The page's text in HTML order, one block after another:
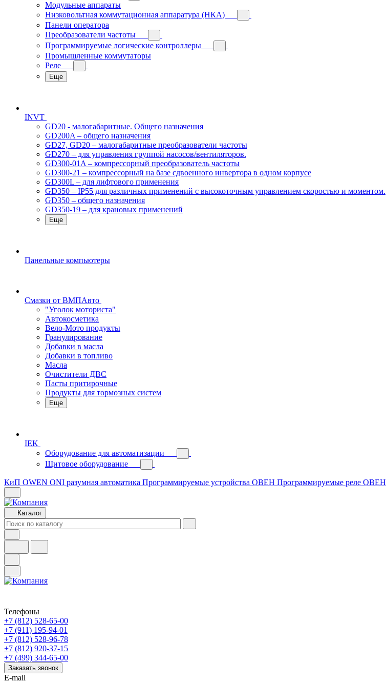
Модульные аппараты
Низковольтная коммутационная аппаратура (НКА)
Панели оператора
Преобразователи частоты
Программируемые логические контроллеры
Промышленные коммутаторы
Реле
Еще
INVT
GD20 - малогабаритные. Общего назначения
GD200A – общего назначения
GD27, GD20 – малогабаритные преобразователи частоты
GD270 – для управления группой насосов/вентиляторов.
GD300-01A – компрессорный преобразователь частоты
GD300-21 – компрессорный на базе сдвоенного инвертора в одном корпусе
GD300L – для лифтового применения
GD350 – IP55 для различных применений с высокоточным управлением скоростью и моментом.
GD350 – общего назначения
GD350-19 – для крановых применений
Еще
Панельные компьютеры
Смазки от ВМПАвто
"Уголок моториста"
Автокосметика
Вело-Мото продукты
Гранулирование
Добавки в масла
Добавки в топливо
Масла
Очистители ДВС
Пасты притирочные
Продукты для тормозных систем
Еще
IEK
Оборудование для автоматизации
Щитовое оборудование
КиП OWEN ONI разумная автоматика Программируемые устройства ОВЕН Программируемые реле ОВЕН
Каталог
Телефоны
+7 (812) 528-65-00
+7 (911) 195-94-01
+7 (812) 528-96-78
+7 (812) 920-37-15
+7 (499) 344-65-00
Заказать звонок
E-mail